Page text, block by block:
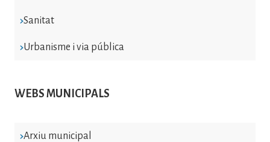
Sanitat
Urbanisme i via pública
WEBS MUNICIPALS
Arxiu municipal